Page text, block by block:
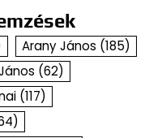
Arany János (185)
(62)
(117)